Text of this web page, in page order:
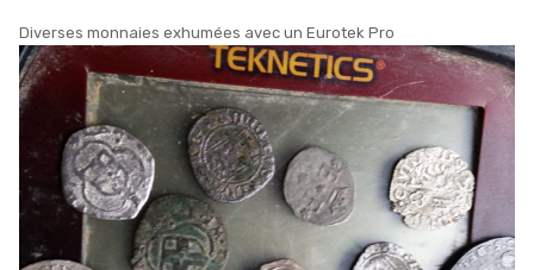
Diverses monnaies exhumées avec un Eurotek Pro